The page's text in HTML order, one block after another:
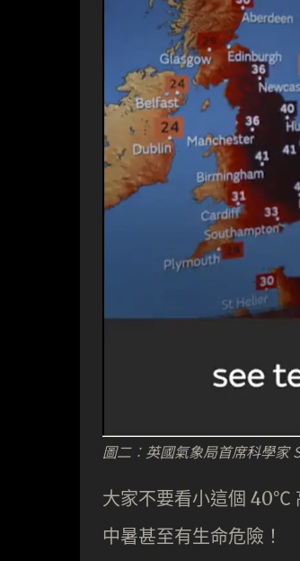
圖二︰英國氣象局首席科學家
大家不要看小這個 40℃
中暑甚至有生命危險！